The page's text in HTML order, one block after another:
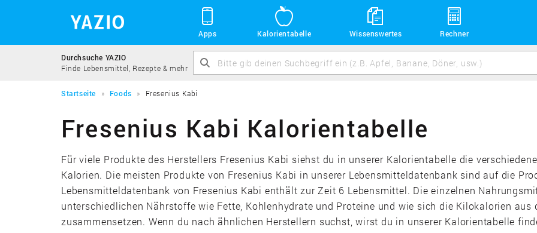
Apps Kalorientabelle Wissenswertes Rechner
Durchsuche YAZIO
Finde Lebensmittel, Rezepte & mehr
Startseite Foods Fresenius Kabi
Fresenius Kabi Kalorientabelle
Für viele Produkte des Herstellers Fresenius Kabi siehst du in unserer Kalorientabelle die
Kalorien. Die meisten Produkte von Fresenius Kabi in unserer Lebensmitteldatenbank sind auf die
Lebensmitteldatenbank von Fresenius Kabi enthält zur Zeit 6 Lebensmittel. Die einzelnen
unterschiedlichen Nährstoffe wie Fette, Kohlenhydrate und Proteine und wie sich die Kilokalorien aus
zusammensetzen. Wenn du nach ähnlichen Herstellern suchst, wirst du in unserer Kalorientabelle